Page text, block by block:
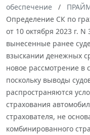
обеспечение
Определение СК по
от 10 октября 2023 г.
вынесенные ранее
взыскании денежных
новое рассмотрение в
поскольку выводы
распространяются
страхования
страхователя, не
комбинированного